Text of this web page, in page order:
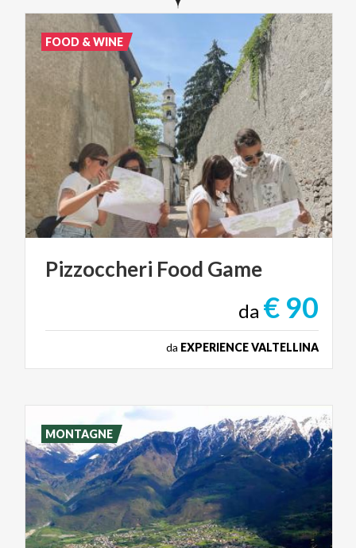
Pizzoccheri Food Game
da € 90
da EXPERIENCE VALTELLINA
FOOD & WINE
MONTAGNE